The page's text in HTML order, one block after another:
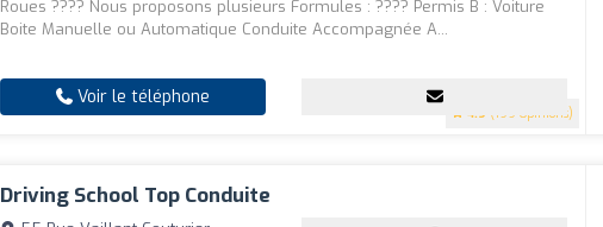
4.9 (199 Opinions)
Roues ???? Nous proposons plusieurs Formules : ???? Permis B : Voiture
Boite Manuelle ou Automatique Conduite Accompagnée A...
Voir le téléphone
Driving School Top Conduite